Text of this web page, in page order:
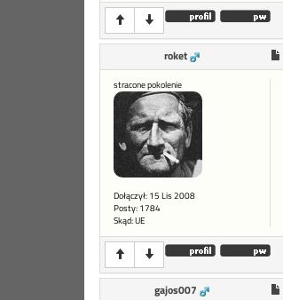
roket
stracone pokolenie
Dołączył: 15 Lis 2008
Posty: 1784
Skąd: UE
gajos007